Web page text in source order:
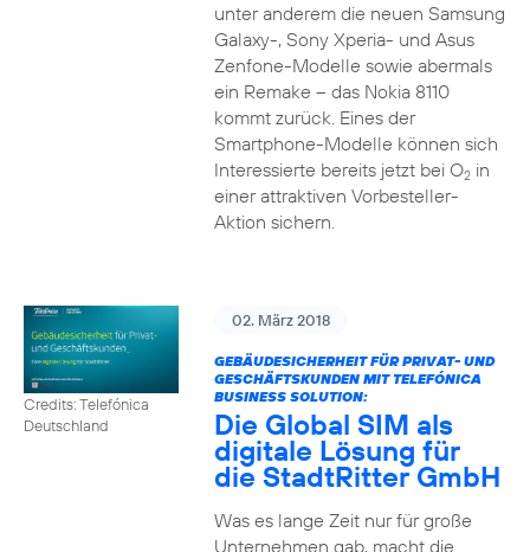
unter anderem die neuen Samsung
Galaxy-, Sony Xperia- und Asus
Zenfone-Modelle sowie abermals
ein Remake – das Nokia 8110
kommt zurück. Eines der
Smartphone-Modelle können sich
Interessierte bereits jetzt bei O2in
einer attraktiven Vorbesteller-
Aktion sichern.
Credits: Telefónica
Deutschland
02. März 2018
GEBÄUDESICHERHEIT FÜR PRIVAT- UND
GESCHÄFTSKUNDEN MIT TELEFÓNICA
BUSINESS SOLUTION:
Die Global SIM als
digitale Lösung für
die StadtRitter GmbH
Was es lange Zeit nur für große
Unternehmen gab, macht die